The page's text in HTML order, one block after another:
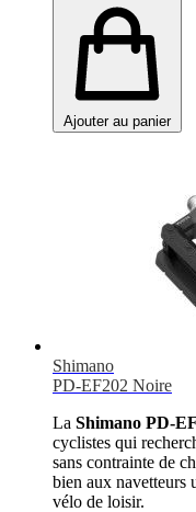
Ajouter au panier
Shimano
PD-EF202 Noire
La Shimano PD-
cyclistes qui
sans contrainte de
bien aux navetteurs
vélo de loisir.